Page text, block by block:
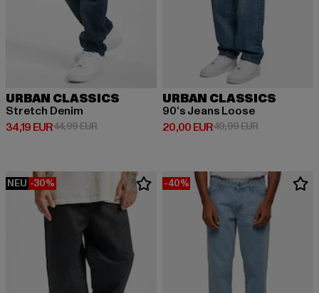
URBAN CLASSICS
Stretch Denim
34,19 EUR
Derzeitiger Preis: 34,19 EUR
44,99 EURAktionspreis: 44,99 EUR
URBAN CLASSICS
90‘s Jeans Loose
20,00 EUR
Derzeitiger Preis: 20,00 EUR
49,99 EURAktionspreis:
NEU -30% -40%